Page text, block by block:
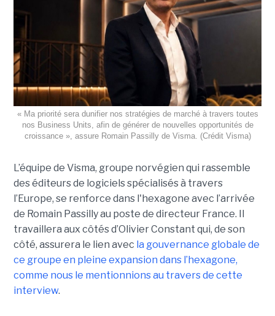
« Ma priorité sera dunifier nos stratégies de marché à travers toutes
nos Business Units, afin de générer de nouvelles opportunités de
croissance », assure Romain Passilly de Visma. (Crédit Visma)
L’équipe de Visma, groupe norvégien qui rassemble
des éditeurs de logiciels spécialisés à travers
l’Europe, se renforce dans l'hexagone avec l’arrivée
de Romain Passilly au poste de directeur France. Il
travaillera aux côtés d’Olivier Constant qui, de son
côté, assurera le lien avec la gouvernance globale de
ce groupe en pleine expansion dans l’hexagone,
comme nous le mentionnions au travers de cette
interview.